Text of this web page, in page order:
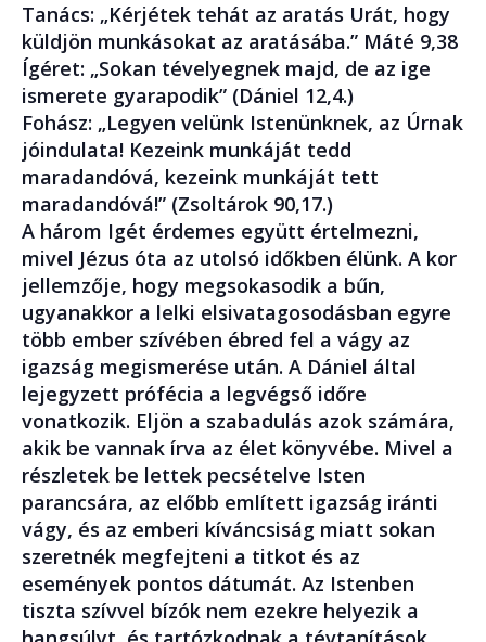
Tanács: „Kérjétek tehát az aratás Urát, hogy
küldjön munkásokat az aratásába.” Máté 9,38
Ígéret: „Sokan tévelyegnek majd, de az ige
ismerete gyarapodik” (Dániel 12,4.)
Fohász: „Legyen velünk Istenünknek, az Úrnak
jóindulata! Kezeink munkáját tedd
maradandóvá, kezeink munkáját tett
maradandóvá!” (Zsoltárok 90,17.)
A három Igét érdemes együtt értelmezni,
mivel Jézus óta az utolsó időkben élünk. A kor
jellemzője, hogy megsokasodik a bűn,
ugyanakkor a lelki elsivatagosodásban egyre
több ember szívében ébred fel a vágy az
igazság megismerése után. A Dániel által
lejegyzett prófécia a legvégső időre
vonatkozik. Eljön a szabadulás azok számára,
akik be vannak írva az élet könyvébe. Mivel a
részletek be lettek pecsételve Isten
parancsára, az előbb említett igazság iránti
vágy, és az emberi kíváncsiság miatt sokan
szeretnék megfejteni a titkot és az
események pontos dátumát. Az Istenben
tiszta szívvel bízók nem ezekre helyezik a